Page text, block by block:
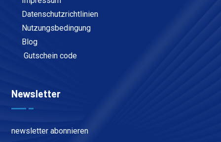
Datenschutzrichtlinien
Nutzungsbedingung
Blog
Gutschein code
Newsletter
newsletter abonnieren